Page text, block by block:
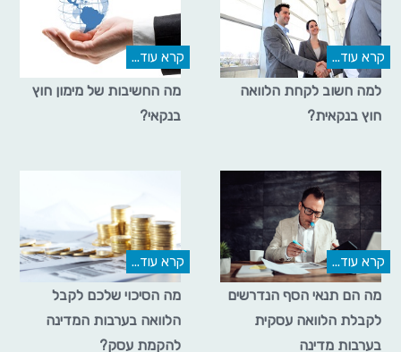
קרא עוד...
למה חשוב לקחת הלוואה
חוץ בנקאית?
קרא עוד...
מה החשיבות של מימון חוץ
בנקאי?
קרא עוד...
מה הם תנאי הסף הנדרשים
לקבלת הלוואה עסקית
בערבות מדינה
קרא עוד...
מה הסיכוי שלכם לקבל
הלוואה בערבות המדינה
להקמת עסק?